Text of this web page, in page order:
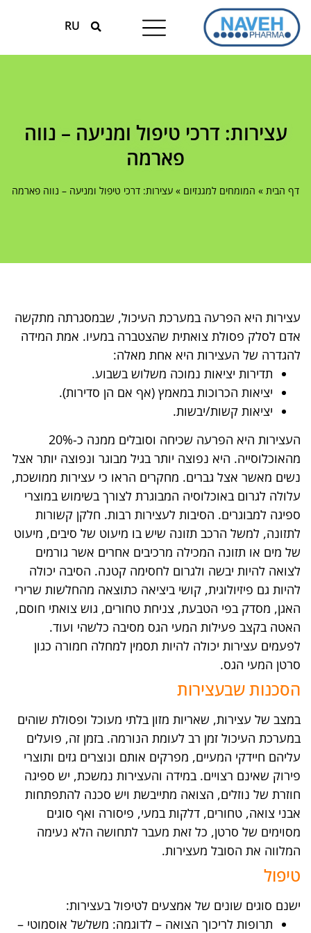
RU
עצירות: דרכי טיפול ומניעה – נווה
פארמה
דף הבית » המומחים למגנזיום » עצירות: דרכי טיפול ומניעה – נווה פארמה
עצירות היא הפרעה במערכת העיכול, שבמסגרתה מתקשה
אדם לסלק פסולת צואתית שהצטברה במעיו. אמת המידה
להגדרה של העצירות היא אחת מאלה:
תדירות יציאות נמוכה משלוש בשבוע.
יציאות הכרוכות במאמץ (אף אם הן סדירות).
יציאות קשות/יבשות.
העצירות היא הפרעה שכיחה וסובלים ממנה כ-20%
מהאוכלוסייה. היא נפוצה יותר בגיל מבוגר ונפוצה יותר אצל
נשים מאשר אצל גברים. מחקרים הראו כי עצירות ממושכת,
עלולה לגרום באוכלוסיה המבוגרת לצורך בשימוש במוצרי
ספיגה למבוגרים. הסיבות לעצירות רבות. חלקן קשורות
לתזונה, למשל הרכב תזונה שיש בו מיעוט של סיבים, מיעוט
של מים או תזונה המכילה מרכיבים אחרים אשר גורמים
לצואה להיות יבשה ולגרום לחסימה קטנה. הסיבה יכולה
להיות גם פיזיולוגית, קושי ביציאה כתוצאה מהחלשות שרירי
האגן, מסדק בפי הטבעת, צניחת טחורים, גוש צואתי חוסם,
האטה בקצב פעילות המעי הגס מסיבה כלשהי ועוד.
לפעמים עצירות יכולה להיות תסמין למחלה חמורה כגון
סרטן המעי הגס.
הסכנות שבעצירות
במצב של עצירות, שאריות מזון בלתי מעוכל ופסולת שוהים
במערכת העיכול זמן רב לעומת הנורמה. בזמן זה, פועלים
עליהם חיידקי המעיים, מפרקים אותם ונוצרים גזים ותוצרי
פירוק שאינם רצויים. במידה והעצירות נמשכת, יש ספיגה
חוזרת של נוזלים, הצואה מתייבשת ויש סכנה להתפתחות
אבני צואה, טחורים, דלקות במעי, פיסורה ואף סוגים
מסוימים של סרטן, כל זאת מעבר לתחושה הלא נעימה
המלווה את הסובל מעצירות.
טיפול
ישנם סוגים שונים של אמצעים לטיפול בעצירות:
תרופות לריכוך הצואה – לדוגמה: משלשל אוסמוטי –